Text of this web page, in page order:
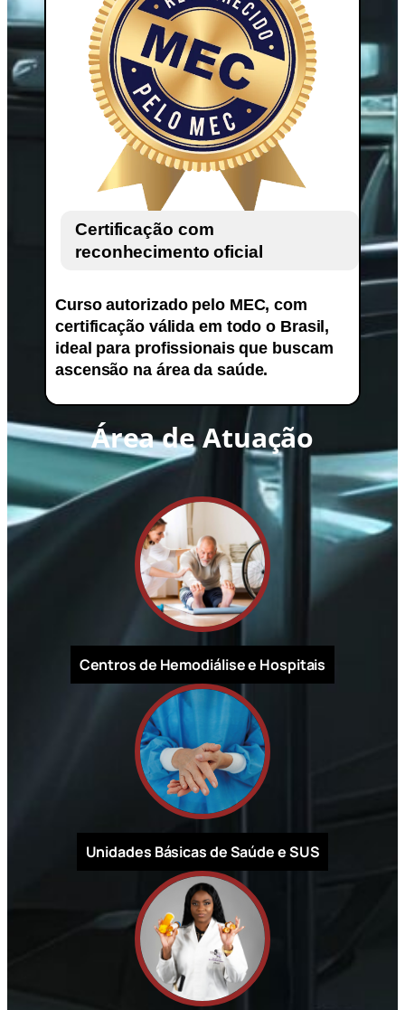
Certificação com
reconhecimento oficial
Curso autorizado pelo MEC, com
certificação válida em todo o Brasil,
ideal para profissionais que buscam
ascensão na área da saúde.
Área de Atuação
Centros de Hemodiálise e Hospitais
Unidades Básicas de Saúde e SUS